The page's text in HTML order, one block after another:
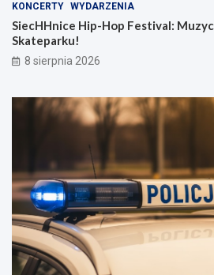
KONCERTY WYDARZENIA
SiecHHnice Hip-Hop Festival:
Skateparku!
8 sierpnia 2026